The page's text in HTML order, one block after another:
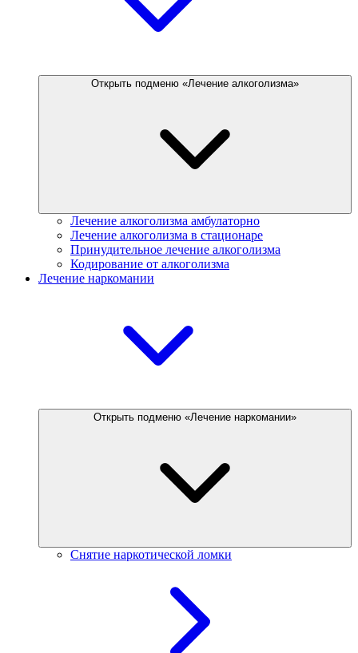
Открыть подменю «Лечение алкоголизма»
Лечение алкоголизма амбулаторно
Лечение алкоголизма в стационаре
Принудительное лечение алкоголизма
Кодирование от алкоголизма
Лечение наркомании
Открыть подменю «Лечение наркомании»
Снятие наркотической ломки